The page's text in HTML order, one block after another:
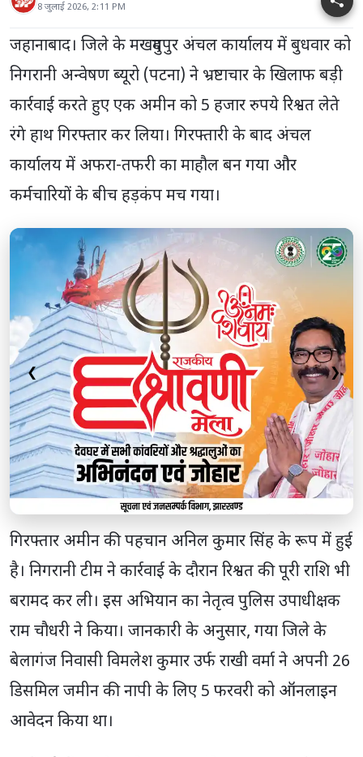
8 जुलाई 2026, 2:11 PM
जहानाबाद। जिले के मखदुमपुर अंचल कार्यालय में बुधवार को
निगरानी अन्वेषण ब्यूरो (पटना) ने भ्रष्टाचार के खिलाफ बड़ी
कार्रवाई करते हुए एक अमीन को 5 हजार रुपये रिश्वत लेते
रंगे हाथ गिरफ्तार कर लिया। गिरफ्तारी के बाद अंचल
कार्यालय में अफरा-तफरी का माहौल बन गया और
कर्मचारियों के बीच हड़कंप मच गया।
❮ ❯
गिरफ्तार अमीन की पहचान अनिल कुमार सिंह के रूप में हुई
है। निगरानी टीम ने कार्रवाई के दौरान रिश्वत की पूरी राशि भी
बरामद कर ली। इस अभियान का नेतृत्व पुलिस उपाधीक्षक
राम चौधरी ने किया। जानकारी के अनुसार, गया जिले के
बेलागंज निवासी विमलेश कुमार उर्फ राखी वर्मा ने अपनी 26
डिसमिल जमीन की नापी के लिए 5 फरवरी को ऑनलाइन
आवेदन किया था।